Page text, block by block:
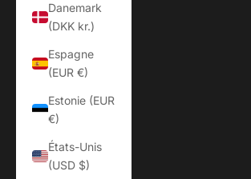
Danemark
(DKK kr.)
Espagne
(EUR €)
Estonie (EUR
€)
États-Unis
(USD $)